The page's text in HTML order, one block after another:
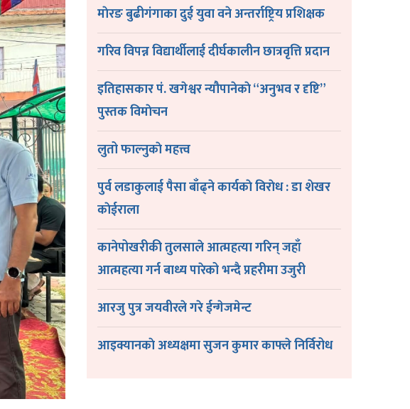
माेरङ बुढीगंगाका दुई युवा वने अन्तर्राष्ट्रिय प्रशिक्षक
गरिव विपन्न विद्यार्थीलाई दीर्घकालीन छात्रवृत्ति प्रदान
इतिहासकार पं. खगेश्वर न्यौपानेकाे “अनुभव र दृष्टि”
पुस्तक विमाेचन
लुतो फाल्नुकाे महत्त्व
पुर्व लडाकुलाई पैसा बाँढ्ने कार्यकाे विराेध : डा शेखर
काेईराला
कानेपोखरीकी तुलसाले आत्महत्या गरिन् जहाँ
आत्महत्या गर्न बाध्य पारेको भन्दै प्रहरीमा उजुरी
आरजु पुत्र जयवीरले गरे ईन्गेजमेन्ट
आइक्यानकाे अध्यक्षमा सुजन कुमार काफ्ले निर्विरोध